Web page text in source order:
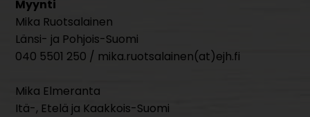
Myynti
Mika Ruotsalainen
Länsi- ja Pohjois-Suomi
040 5501 250 / mika.ruotsalainen(at)ejh.fi
Mika Elmeranta
Itä-, Etelä ja Kaakkois-Suomi